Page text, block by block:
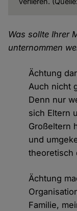
Was sollte Ihrer
unternommen
Ächtung
Auch nicht
Denn nur
sich Eltern
Großeltern
und
theoretisch
Ächtung
Familie,